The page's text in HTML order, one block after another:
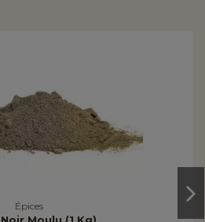
Épices
Moulu (1 Kg)